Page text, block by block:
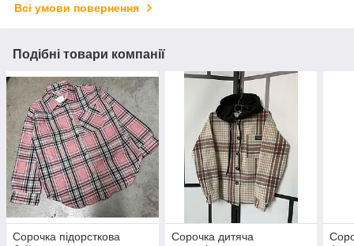
Всі умови повернення
Подібні товари компанії
Сорочка підорсткова
Сорочка дитяча